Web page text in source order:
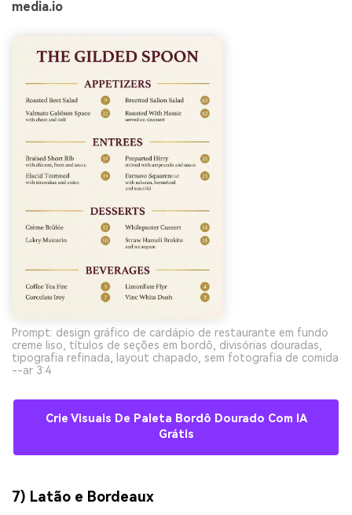
media.io
Prompt: design gráfico de cardápio de restaurante em fundo
creme liso, títulos de seções em bordô, divisórias douradas,
tipografia refinada, layout chapado, sem fotografia de comida
--ar 3:4
Crie Visuais De Paleta Bordô Dourado Com IA
Grátis
7) Latão e Bordeaux